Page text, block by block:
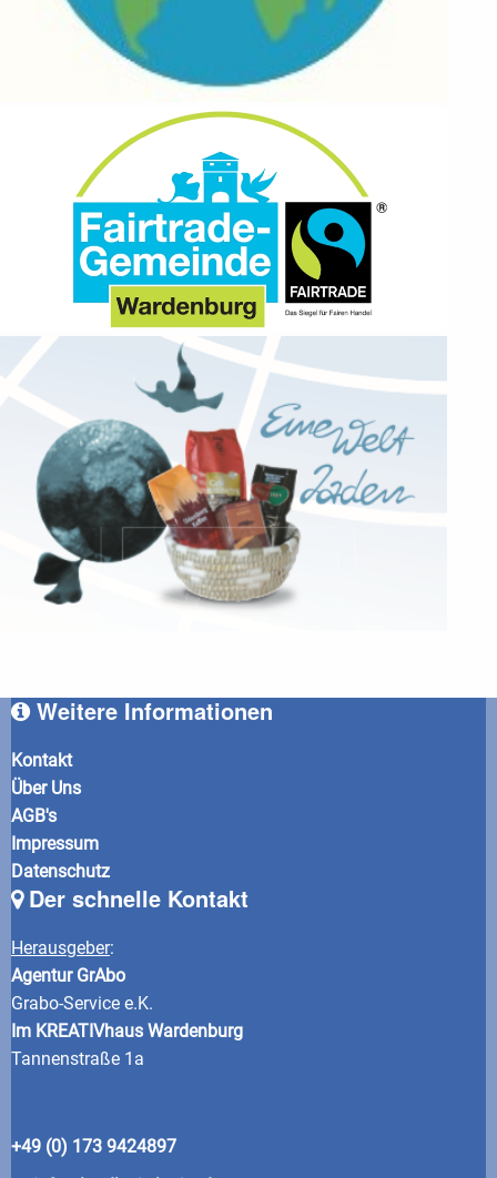
Weitere Informationen
Kontakt
Über Uns
AGB's
Impressum
Datenschutz
Der schnelle Kontakt
Herausgeber:
Agentur GrAbo
Grabo-Service e.K.
Im KREATIVhaus Wardenburg
Tannenstraße 1a
+49 (0) 173 9424897